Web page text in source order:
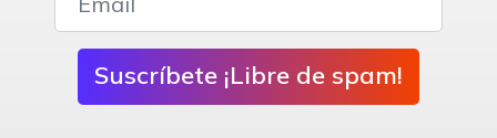
Suscríbete ¡Libre de spam!